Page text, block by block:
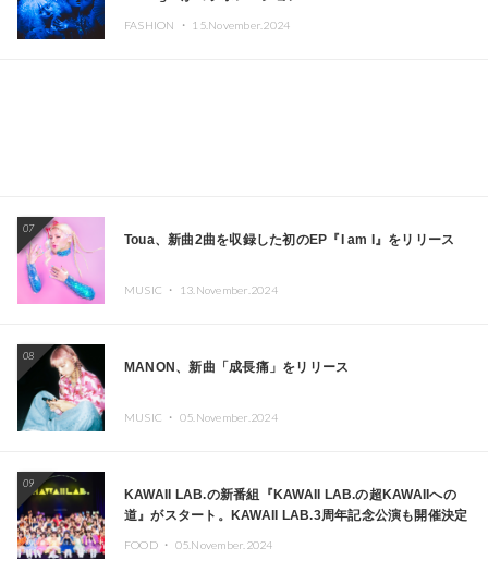
FASHION ・ 15.November.2024
07
Toua、新曲2曲を収録した初のEP『I am I』をリリース
MUSIC ・ 13.November.2024
08
MANON、新曲「成長痛」をリリース
MUSIC ・ 05.November.2024
09
KAWAII LAB.の新番組『KAWAII LAB.の超KAWAIIへの
道』がスタート。KAWAII LAB.3周年記念公演も開催決定
FOOD ・ 05.November.2024